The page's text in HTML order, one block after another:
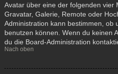
Avatar über eine der folgenden vier
Gravatar, Galerie, Remote oder
Administration kann bestimmen, ob
benutzen können. Wenn du keinen
du die Board-Administration
Nach oben